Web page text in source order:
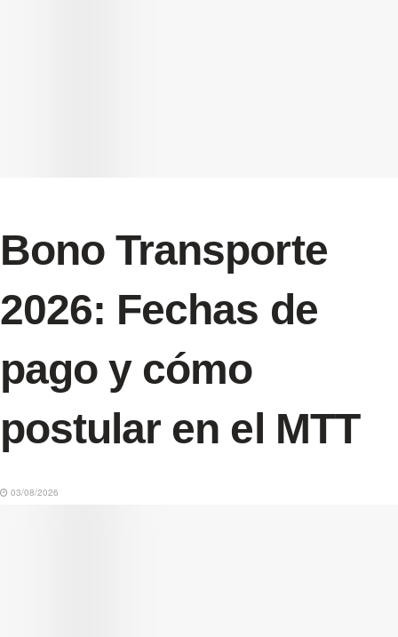
Bono Transporte
2026: Fechas de
pago y cómo
postular en el MTT
03/08/2026